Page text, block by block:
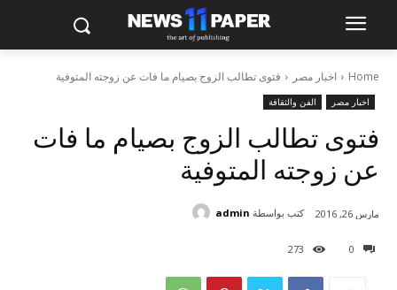
Home اخبار مصر فتوى تطالب الزوج بصيام ما فات عن زوجته المتوفية
اخبار مصر الفن والثقافة
فتوى تطالب الزوج بصيام ما فات
عن زوجته المتوفية
0
273
مارس 26, 2016 كتب بواسطة admin